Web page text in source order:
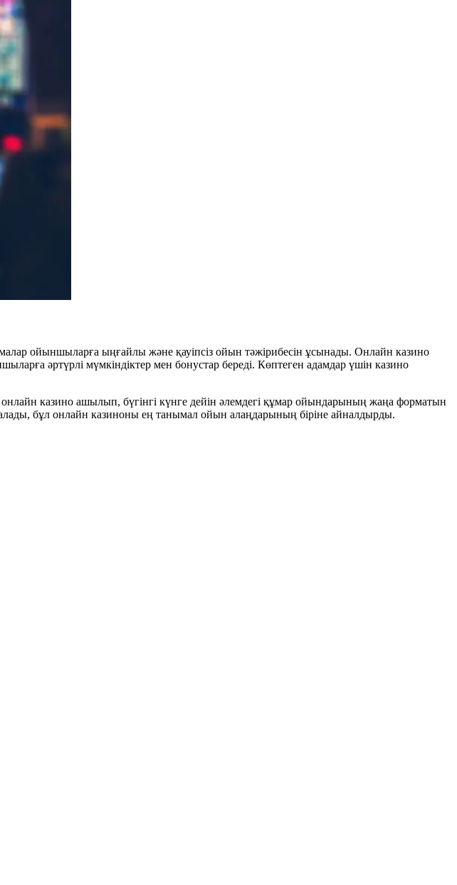
ойыншыларға ыңғайлы және қауіпсіз ойын тәжірибесін ұсынады. Онлайн казино
әртүрлі мүмкіндіктер мен бонустар береді. Көптеген адамдар үшін казино
казино ашылып, бүгінгі күнге дейін әлемдегі құмар ойындарының жаңа форматын
бұл онлайн казиноны ең танымал ойын алаңдарының біріне айналдырды.